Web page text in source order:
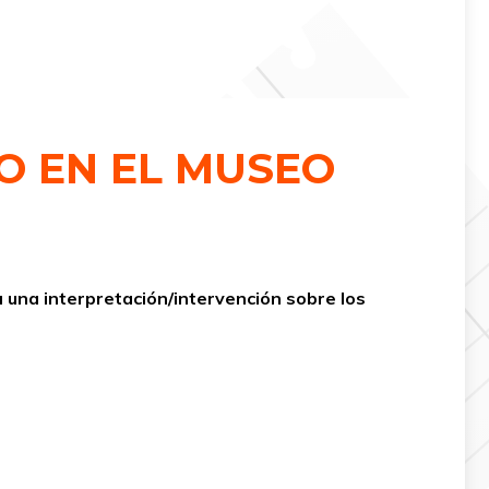
EN EL MUSEO
una interpretación/intervención sobre los